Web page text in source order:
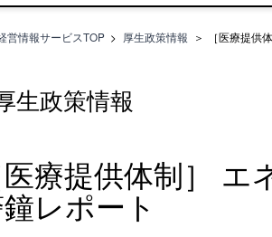
営情報サービスTOP > 厚生政策情報 ＞ ［医療提供
生政策情報
医療提供体制］
レポート